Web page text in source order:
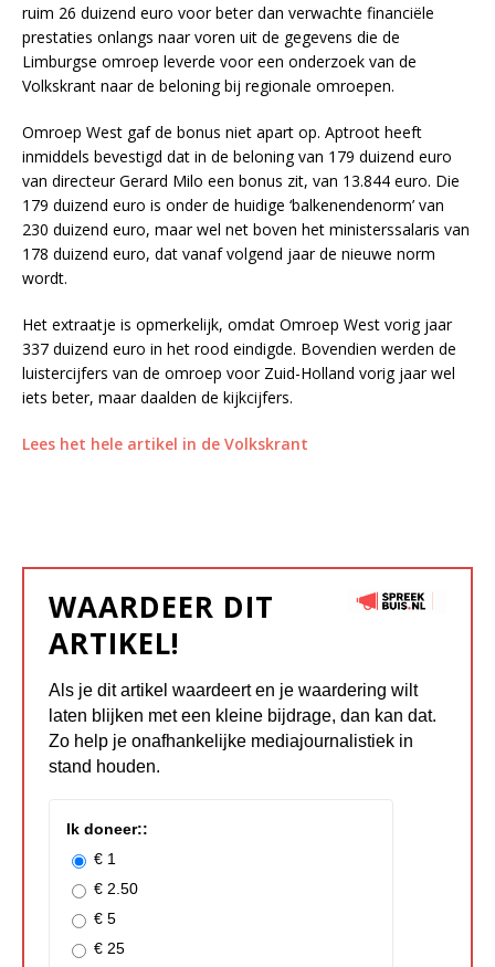
ruim 26 duizend euro voor beter dan verwachte financiële
prestaties onlangs naar voren uit de gegevens die de
Limburgse omroep leverde voor een onderzoek van de
Volkskrant naar de beloning bij regionale omroepen.
Omroep West gaf de bonus niet apart op. Aptroot heeft
inmiddels bevestigd dat in de beloning van 179 duizend euro
van directeur Gerard Milo een bonus zit, van 13.844 euro. Die
179 duizend euro is onder de huidige ‘balkenendenorm’ van
230 duizend euro, maar wel net boven het ministerssalaris van
178 duizend euro, dat vanaf volgend jaar de nieuwe norm
wordt.
Het extraatje is opmerkelijk, omdat Omroep West vorig jaar
337 duizend euro in het rood eindigde. Bovendien werden de
luistercijfers van de omroep voor Zuid-Holland vorig jaar wel
iets beter, maar daalden de kijkcijfers.
Lees het hele artikel in de Volkskrant
WAARDEER DIT
ARTIKEL!
Als je dit artikel waardeert en je waardering wilt
laten blijken met een kleine bijdrage, dan kan dat.
Zo help je onafhankelijke mediajournalistiek in
stand houden.
Ik doneer::
€ 1
€ 2.50
€ 5
€ 25